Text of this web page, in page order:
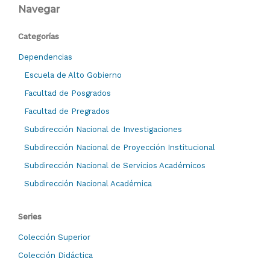
Navegar
Categorías
Dependencias
Escuela de Alto Gobierno
Facultad de Posgrados
Facultad de Pregrados
Subdirección Nacional de Investigaciones
Subdirección Nacional de Proyección Institucional
Subdirección Nacional de Servicios Académicos
Subdirección Nacional Académica
Series
Colección Superior
Colección Didáctica